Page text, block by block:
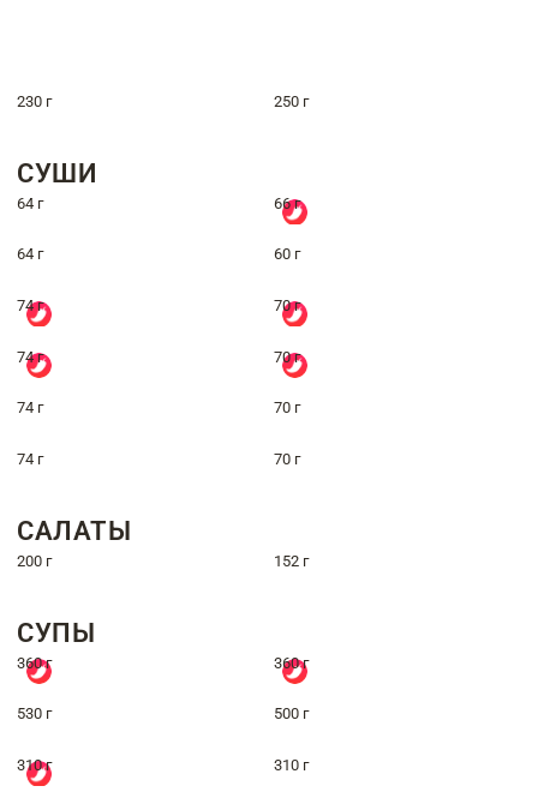
230 г 250 г
СУШИ
64 г 66 г
64 г 60 г
74 г 70 г
74 г 70 г
74 г 70 г
74 г 70 г
САЛАТЫ
200 г 152 г
СУПЫ
360 г 360 г
530 г 500 г
310 г 310 г